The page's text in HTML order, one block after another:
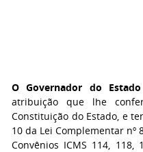
O Governador do
atribuição que lhe
Constituição do Estado, e
10 da Lei Complementar nº
Convênios ICMS 114, 118,